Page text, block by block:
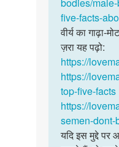
five-facts-
वीर्य का गाढ़ा-
ज़रा यह पढ़ो:
https://
https://
top-five-facts
https://
semen-dont-
यदि इस मुद्दे पर